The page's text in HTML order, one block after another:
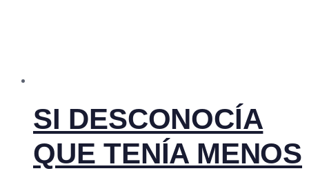
SI DESCONOCÍA
QUE TENÍA MENOS